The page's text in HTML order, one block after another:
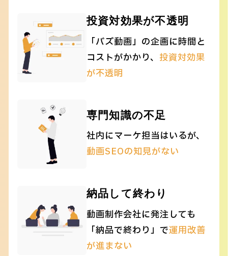
投資対効果が不透明
「バズ動画」の企画に時間と
コストがかかり、投資対効果
が不透明
専門知識の不足
社内にマーケ担当はいるが、
動画SEOの知見がない
納品して終わり
動画制作会社に発注しても
「納品で終わり」で運用改善
が進まない